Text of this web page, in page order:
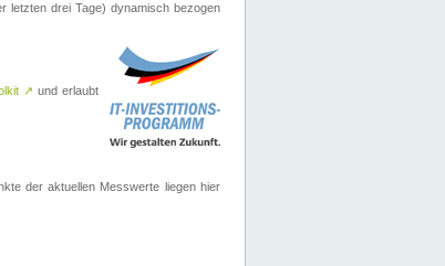
letzten drei Tage) dynamisch bezogen
↗ und erlaubt
der aktuellen Messwerte liegen hier